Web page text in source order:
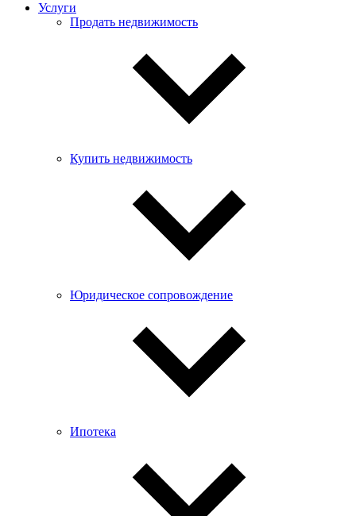
Услуги
Продать недвижимость
Купить недвижимость
Юридическое сопровождение
Ипотека